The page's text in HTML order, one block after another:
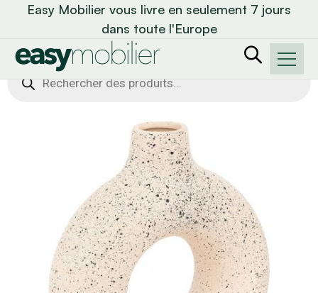
Easy Mobilier vous livre en seulement 7 jours
dans toute l'Europe
Recherche
de